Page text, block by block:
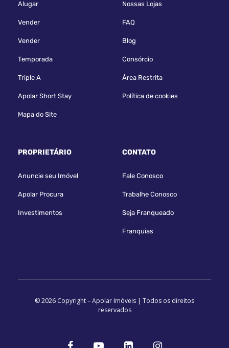
Alugar
Vender
Vender
Temporada
Triple A
Apolar Short Stay
Mapa do Site
Nossas Lojas
FAQ
Blog
Consórcio
Área Restrita
Política de cookies
PROPRIETÁRIO
Anuncie seu Imóvel
Apolar Procura
Investimentos
CONTATO
Fale Conosco
Trabalhe Conosco
Seja Franqueado
Franquias
© 2026 Copyright – Apolar Imóveis | Todos os direitos
reservados